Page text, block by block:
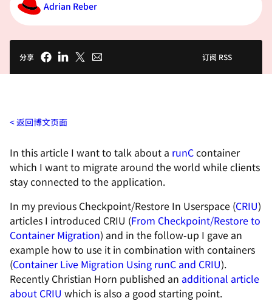
Adrian Reber
分享 订阅 RSS
返回博文页面
In this article I want to talk about a runCcontainer
which I want to migrate around the world while clients
stay connected to the application.
In my previous Checkpoint/Restore In Userspace (CRIU)
articles I introduced CRIU (From Checkpoint/Restore to
Container Migration) and in the follow-up I gave an
example how to use it in combination with containers
(Container Live Migration Using runC and CRIU).
Recently Christian Horn published an additional article
about CRIU which is also a good starting point.